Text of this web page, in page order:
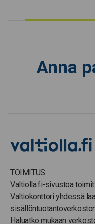
Anna
TOIMITUS
Valtiolla.fi-sivustoa
Valtiokonttori yhdessä
Haluatko mukaan